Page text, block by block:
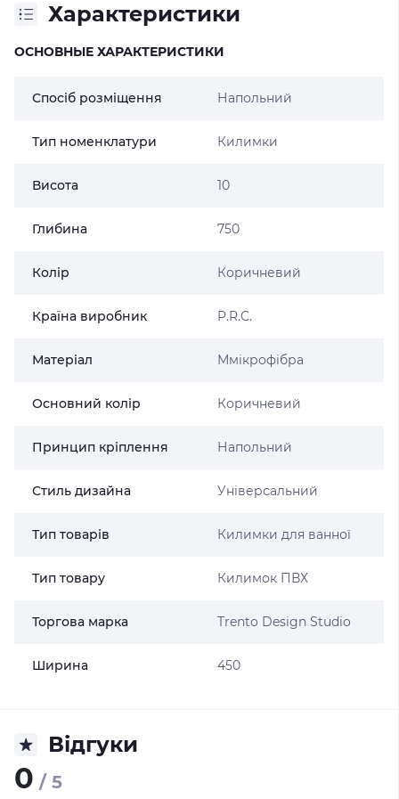
Характеристики
ОСНОВНЫЕ ХАРАКТЕРИСТИКИ
Спосіб розміщення Напольний
Тип номенклатури Килимки
Висота 10
Глибина 750
Колір Коричневий
Країна виробник P.R.C.
Матеріал Ммікрофібра
Основний колір Коричневий
Принцип кріплення Напольний
Стиль дизайна Універсальний
Тип товарів Килимки для ванної
Тип товару Килимок ПВХ
Торгова марка Trento Design Studio
Ширина 450
Відгуки
0 / 5